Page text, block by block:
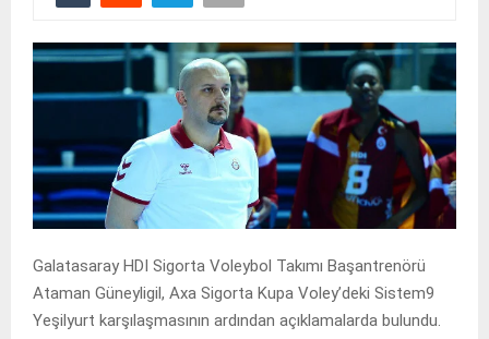
Galatasaray HDI Sigorta Voleybol Takımı Başantrenörü
Ataman Güneyligil, Axa Sigorta Kupa Voley’deki Sistem9
Yeşilyurt karşılaşmasının ardından açıklamalarda bulundu.